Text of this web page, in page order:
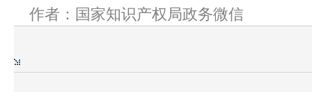
作者：国家知识产权局政务微信